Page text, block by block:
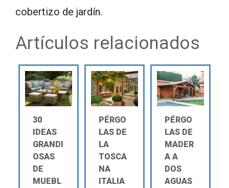
cobertizo de jardín.
Artículos relacionados
30
IDEAS
GRANDI
OSAS
DE
MUEBL
PÉRGO
LAS DE
LA
TOSCA
NA
ITALIA
PÉRGO
LAS DE
MADER
A A
DOS
AGUAS